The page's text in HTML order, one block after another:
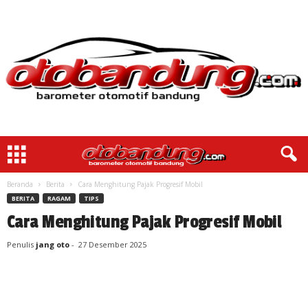
Beranda Berita Cara Menghitung Pajak Progresif Mobil
BERITA RAGAM TIPS
Cara Menghitung Pajak Progresif Mobil
Penulis jang oto - 27 Desember 2025